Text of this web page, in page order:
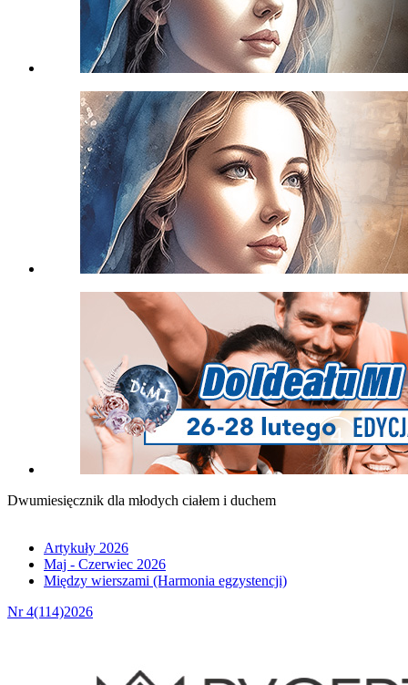
Dwumiesięcznik dla młodych ciałem i duchem
Artykuły 2026
Maj - Czerwiec 2026
Między wierszami (Harmonia egzystencji)
Nr 4(114)2026